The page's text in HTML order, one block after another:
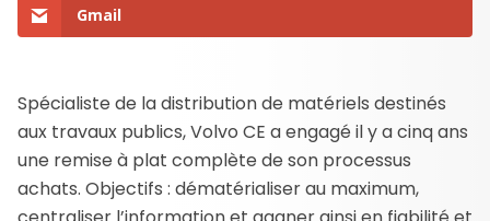
Gmail
Spécialiste de la distribution de matériels destinés
aux travaux publics, Volvo CE a engagé il y a cinq ans
une remise à plat complète de son processus
achats. Objectifs : dématérialiser au maximum,